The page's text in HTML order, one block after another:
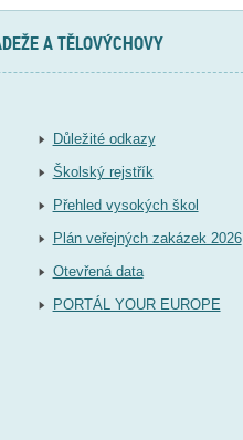
A TĚLOVÝCHOVY
Důležité odkazy
Školský rejstřík
Přehled vysokých škol
Plán veřejných zakázek 2026
Otevřená data
PORTÁL YOUR EUROPE